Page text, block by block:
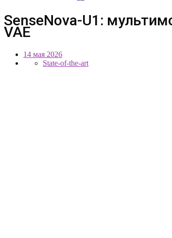
SenseNova-U1:
VAE
14 мая 2026
State-of-the-art